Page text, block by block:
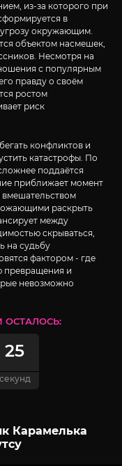
из-за которого при
в
окружающим.
объектом насмешек,
Несмотря на
с популярным
правду о своём
ростом
риск
конфликтов и
катастрофы. По
поддаётся
приближает момент
раскрыть
между
скрываться,
на судьбу
фактором - где
превращения и
невозможно
ОСТАЛОСЬ:
24
секунды
Карамелька